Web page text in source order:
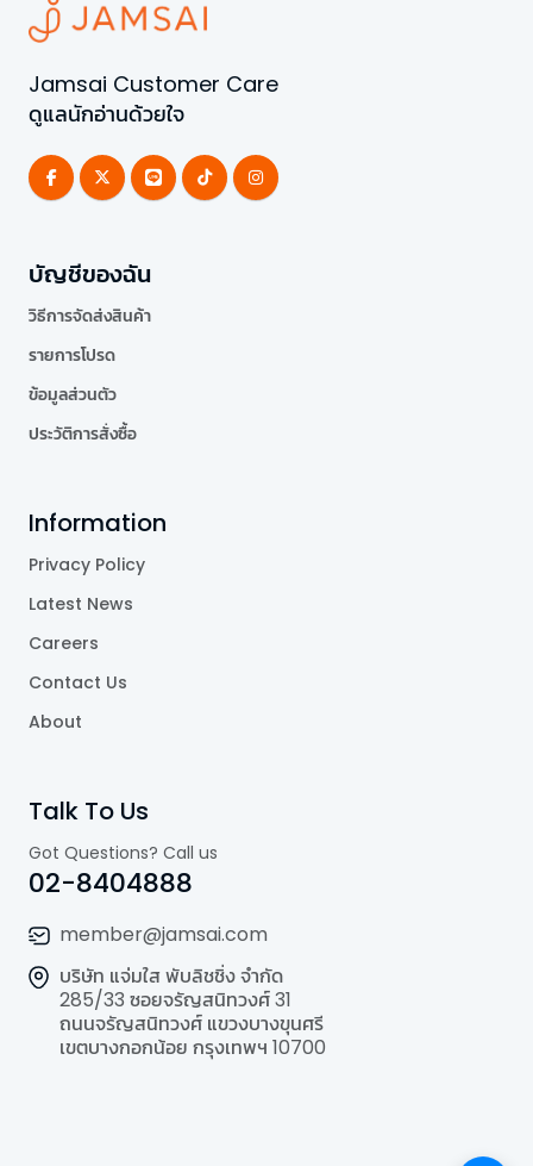
Jamsai Customer Care
ดูแลนักอ่านด้วยใจ
บัญชีของฉัน
วิธีการจัดส่งสินค้า
รายการโปรด
ข้อมูลส่วนตัว
ประวัติการสั่งซื้อ
Information
Privacy Policy
Latest News
Careers
Contact Us
About
Talk To Us
Got Questions? Call us
02-8404888
member@jamsai.com
บริษัท แจ่มใส พับลิชชิ่ง จำกัด
285/33 ซอยจรัญสนิทวงศ์ 31
ถนนจรัญสนิทวงศ์ แขวงบางขุนศรี
เขตบางกอกน้อย กรุงเทพฯ 10700